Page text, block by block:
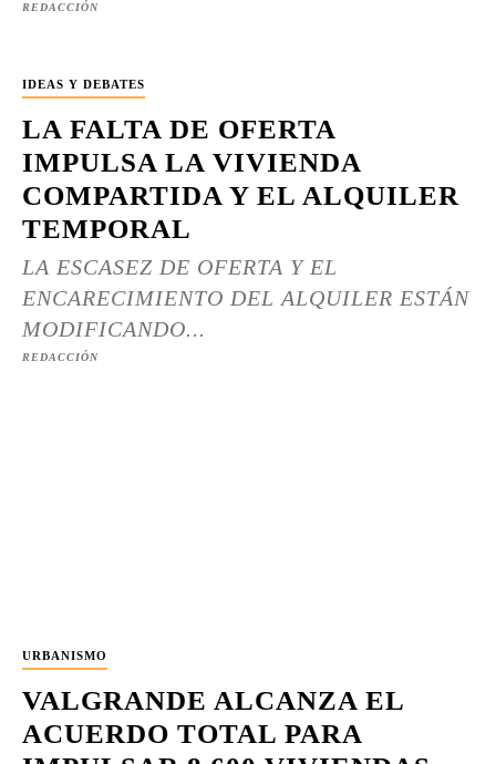
REDACCIÓN
IDEAS Y DEBATES
LA FALTA DE OFERTA
IMPULSA LA VIVIENDA
COMPARTIDA Y EL ALQUILER
TEMPORAL
LA ESCASEZ DE OFERTA Y EL
ENCARECIMIENTO DEL ALQUILER ESTÁN
MODIFICANDO...
REDACCIÓN
URBANISMO
VALGRANDE ALCANZA EL
ACUERDO TOTAL PARA